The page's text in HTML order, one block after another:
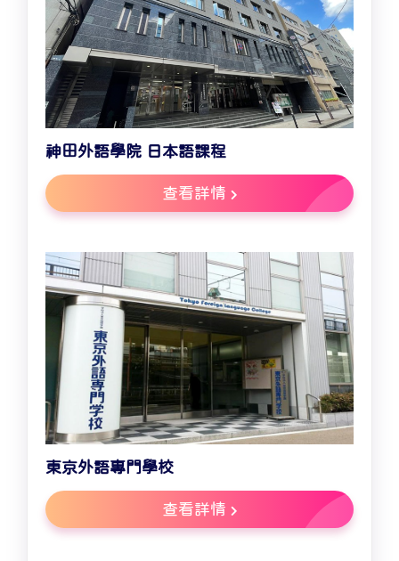
神田外語學院 日本語課程
查看詳情
東京外語專門學校
查看詳情